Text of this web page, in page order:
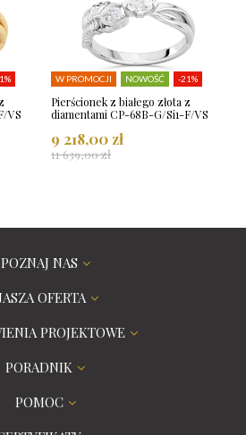
VS
W PROMOCJI NOWOŚĆ -21%
Pierścionek z białego złota z
diamentami CP-68B-G/Si1-F/VS
9 218,00 zł
11 639,00 zł
POZNAJ NAS
OFERTA
PROJEKTOWE
PORADNIK
POMOC